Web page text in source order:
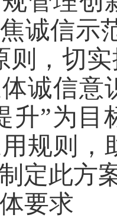
诚信示
则，切
诚信意
升”为
规则，
定此方
要求